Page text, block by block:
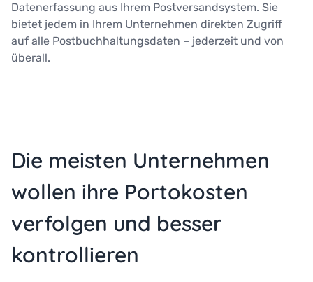
Datenerfassung aus Ihrem Postversandsystem. Sie
bietet jedem in Ihrem Unternehmen direkten Zugriff
auf alle Postbuchhaltungsdaten – jederzeit und von
überall.
Die meisten Unternehmen
wollen ihre Portokosten
verfolgen und besser
kontrollieren